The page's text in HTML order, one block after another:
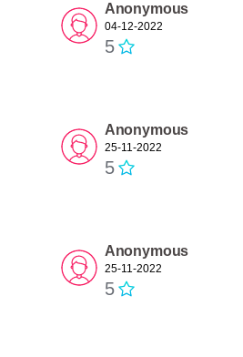
Anonymous
04-12-2022
5
Anonymous
25-11-2022
5
Anonymous
25-11-2022
5